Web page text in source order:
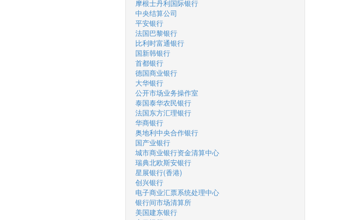
摩根士丹利国际银行
中央结算公司
平安银行
法国巴黎银行
比利时富通银行
国新韩银行
首都银行
德国商业银行
大华银行
公开市场业务操作室
泰国泰华农民银行
法国东方汇理银行
华商银行
奥地利中央合作银行
国产业银行
城市商业银行资金清算中心
瑞典北欧斯安银行
星展银行(香港)
创兴银行
电子商业汇票系统处理中心
银行间市场清算所
美国建东银行